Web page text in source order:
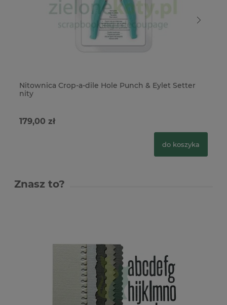
Nitownica Crop-a-dile Hole Punch & Eylet Setter
nity
179,00 zł
do koszyka
Znasz to?